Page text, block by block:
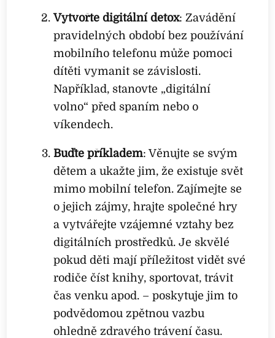
Vytvořte digitální detox: Zavádění
pravidelných období bez používání
mobilního telefonu může pomoci
dítěti vymanit se závislosti.
Například, stanovte „digitální
volno“ před spaním nebo o
víkendech.
Buďte příkladem: Věnujte se svým
dětem a ukažte jim, že existuje svět
mimo mobilní telefon. Zajímejte se
o jejich zájmy, hrajte společné hry
a vytvářejte vzájemné vztahy bez
digitálních prostředků. Je skvělé
pokud děti mají příležitost vidět své
rodiče číst knihy, sportovat, trávit
čas venku apod. – poskytuje jim to
podvědomou zpětnou vazbu
ohledně zdravého trávení času.